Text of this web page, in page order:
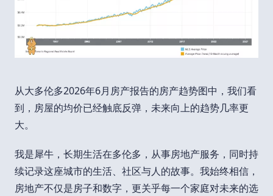
从大多伦多2026年6月房产报告的房产趋势图中，我们看
到，房屋的均价已经触底反弹，未来向上的趋势几率更
大。
我是犀牛，长期生活在多伦多，从事房地产服务，同时持
续记录这座城市的生活、社区与人的故事。我始终相信，
房地产不仅是房子和数字，更关乎每一个家庭对未来的选